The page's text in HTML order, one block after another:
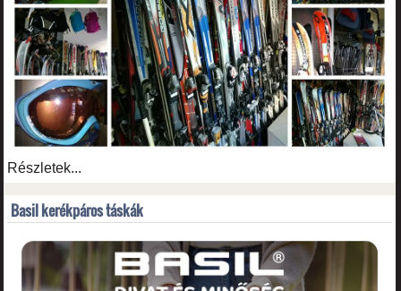
Részletek...
Basil kerékpáros táskák